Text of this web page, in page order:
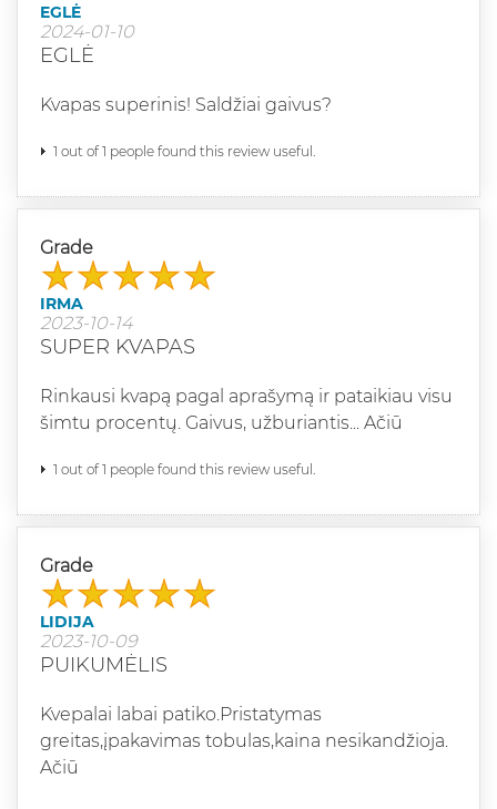
EGLĖ
2024-01-10
EGLĖ
Kvapas superinis! Saldžiai gaivus?
1 out of 1 people found this review useful.
Grade
IRMA
2023-10-14
SUPER KVAPAS
Rinkausi kvapą pagal aprašymą ir pataikiau visu
šimtu procentų. Gaivus, užburiantis... Ačiū
1 out of 1 people found this review useful.
Grade
LIDIJA
2023-10-09
PUIKUMĖLIS
Kvepalai labai patiko.Pristatymas
greitas,įpakavimas tobulas,kaina nesikandžioja.
Ačiū